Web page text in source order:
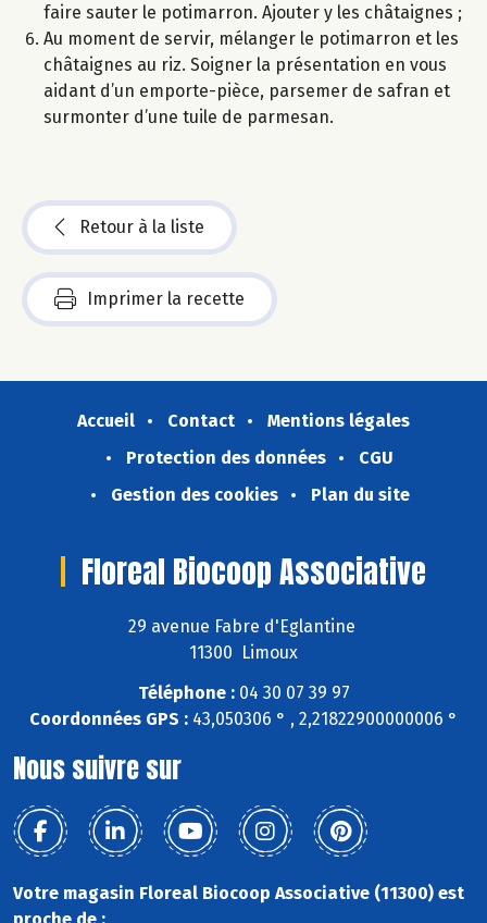
faire sauter le potimarron. Ajouter y les châtaignes ;
Au moment de servir, mélanger le potimarron et les
châtaignes au riz. Soigner la présentation en vous
aidant d’un emporte-pièce, parsemer de safran et
surmonter d’une tuile de parmesan.
Retour à la liste
Imprimer la recette
Accueil Contact
Mentions légales
Protection des données
CGU
Gestion des cookies
Plan du site
Floreal Biocoop Associative
29 avenue Fabre d'Eglantine
11300 Limoux
Téléphone :04 30 07 39 97
Coordonnées GPS : 43,050306 ° , 2,21822900000006 °
Nous suivre sur
Votre magasin Floreal Biocoop Associative (11300) est